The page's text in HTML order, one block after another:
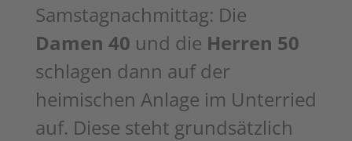
Samstagnachmittag: Die
Damen 40 und die Herren 50
schlagen dann auf der
heimischen Anlage im Unterried
auf. Diese steht grundsätzlich